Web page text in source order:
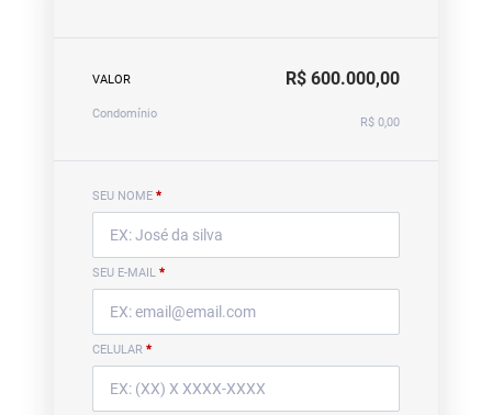
VALOR R$ 600.000,00
Condomínio
R$ 0,00
SEU NOME *
SEU E-MAIL *
CELULAR *